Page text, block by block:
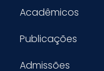
Acadêmicos
Publicações
Admissões